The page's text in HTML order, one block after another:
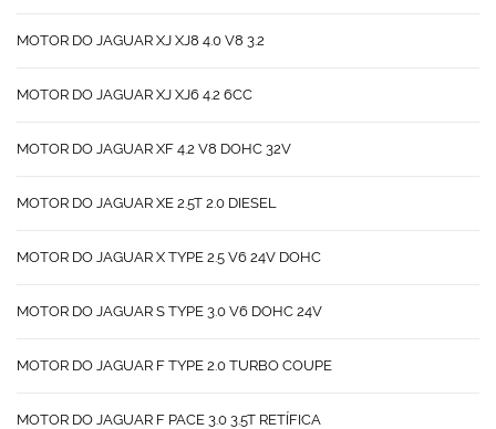
MOTOR DO JAGUAR XJ XJ8 4.0 V8 3.2
MOTOR DO JAGUAR XJ XJ6 4.2 6CC
MOTOR DO JAGUAR XF 4.2 V8 DOHC 32V
MOTOR DO JAGUAR XE 2.5T 2.0 DIESEL
MOTOR DO JAGUAR X TYPE 2.5 V6 24V DOHC
MOTOR DO JAGUAR S TYPE 3.0 V6 DOHC 24V
MOTOR DO JAGUAR F TYPE 2.0 TURBO COUPE
MOTOR DO JAGUAR F PACE 3.0 3.5T RETÍFICA